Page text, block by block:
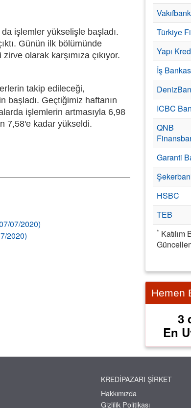
işlemler yükselişle başladı.
Günün ilk bölümünde
olarak karşımıza çıkıyor.
takip edileceği,
başladı. Geçtiğimiz haftanın
işlemlerin artmasıyla 6,98
7,58'e kadar yükseldi.
07/2020)
2020)
* Katılım
Vakıfbank
Türkiye
Yapı
İş
ICBC
QNB
Garanti
HSBC
TEB
Hemen
3
En
KREDIPAZARI ŞIRKET
Hakkımızda
Gizlilik Politikası